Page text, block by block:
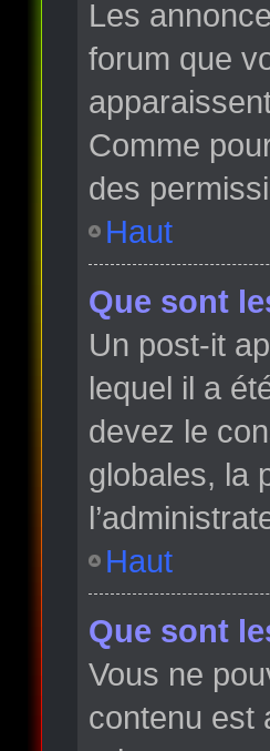
Les
forum que
Comme
des
Haut
Que sont
Un post-it
lequel il a
devez le
globales, la
Haut
Que sont
Vous ne
contenu est